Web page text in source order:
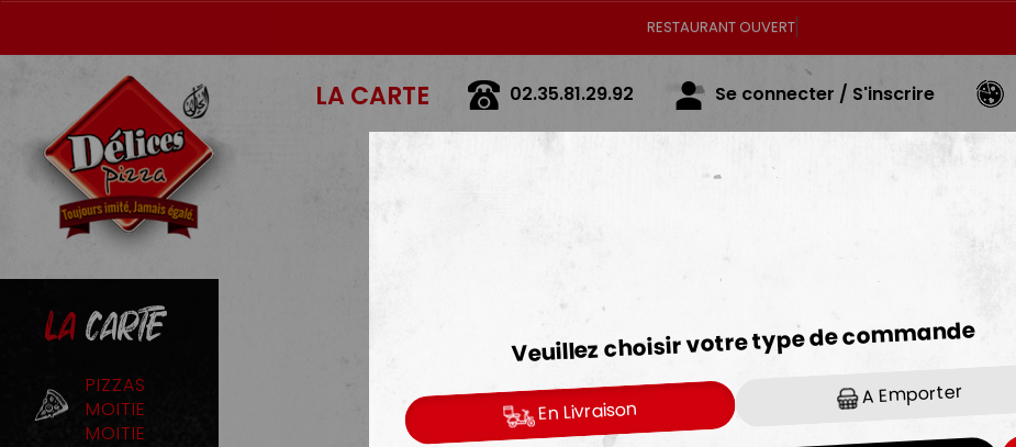
RE
LA CARTE 02.35.81.29.92 Se connecter / S'inscrire
LACARTE
PIZZAS
MOITIE
MOITIE
MENUS ÉTUDIANT
Valables uniquement à emporter.